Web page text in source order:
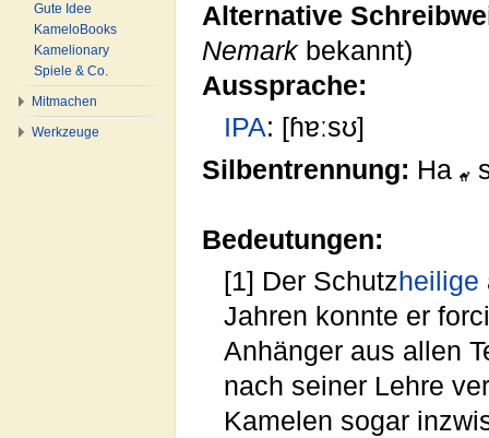
Alternative
Nemarkbekannt)
Aussprache:
IPA: [ɦɐːsʊ]
Silbentrennung: Ha
Bedeutungen:
[1] Der Schutzheilige
Jahren konnte er
Anhänger aus allen
nach seiner Lehre
Kamelen sogar
Gute Idee
KameloBooks
Kamelionary
Spiele & Co.
Mitmachen
Werkzeuge